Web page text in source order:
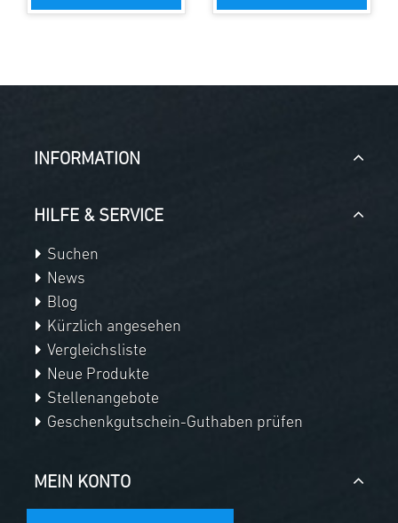
INFORMATION
HILFE & SERVICE
Suchen
News
Blog
Kürzlich angesehen
Vergleichsliste
Neue Produkte
Stellenangebote
Geschenkgutschein-Guthaben prüfen
MEIN KONTO